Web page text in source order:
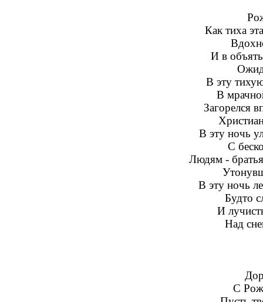
Как тиха
И в
В эту
В
Загорелся
В эту ночь
С
Людям -
В эту ночь
Будто
И
Над
С